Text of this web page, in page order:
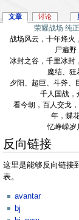
荣耀战场 纯
战场风云，十年烽火
尸遍野
冰封之谷，千里冰封
魔结、狂
夕阳、超巨、斗斧、
千人国战，
看今朝，百人交戈
年，蝶
忆峥嵘岁
反向链接
这里是能够反向链接
表。
avantar
bj
文章 讨论